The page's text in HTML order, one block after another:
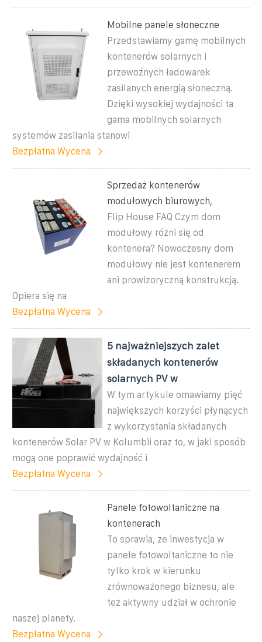
Mobilne panele słoneczne
Przedstawiamy gamę mobilnych
kontenerów solarnych i
przewoźnych ładowarek
zasilanych energią słoneczną.
Dzięki wysokiej wydajności ta
gama mobilnych solarnych
systemów zasilania stanowi
Bezpłatna Wycena
Sprzedaż kontenerów
modułowych biurowych,
Flip House FAQ Czym dom
modułowy różni się od
kontenera? Nowoczesny dom
modułowy nie jest kontenerem
ani prowizoryczną konstrukcją.
Opiera się na
Bezpłatna Wycena
5 najważniejszych zalet
składanych kontenerów
solarnych PV w
W tym artykule omawiamy pięć
największych korzyści płynących
z wykorzystania składanych
kontenerów Solar PV w Kolumbii oraz to, w jaki sposób
mogą one poprawić wydajność i
Bezpłatna Wycena
Panele fotowoltaniczne na
kontenerach
To sprawia, że inwestycja w
panele fotowoltaniczne to nie
tylko krok w kierunku
zrównoważonego biznesu, ale
też aktywny udział w ochronie
naszej planety.
Bezpłatna Wycena